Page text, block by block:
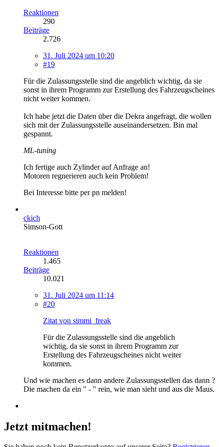
Reaktionen
290
Beiträge
2.726
31. Juli 2024 um 10:20
#19
Für die Zulassungsstelle sind die angeblich wichtig, da sie
sonst in ihrem Programm zur Erstellung des Fahrzeugscheines
nicht weiter kommen.
Ich habe jetzt die Daten über die Dekra angefragt, die wollen
sich mit der Zulassungsstelle auseinandersetzen. Bin mal
gespannt.
ML-tuning
Ich fertige auch Zylinder auf Anfrage an!
Motoren regnerieren auch kein Problem!
Bei Interesse bitte per pn melden!
ckich
Simson-Gott
Reaktionen
1.465
Beiträge
10.021
31. Juli 2024 um 11:14
#20
Zitat von simmi_freak
Für die Zulassungsstelle sind die angeblich
wichtig, da sie sonst in ihrem Programm zur
Erstellung des Fahrzeugscheines nicht weiter
kommen.
Und wie machen es dann andere Zulassungsstellen das dann ?
Die machen da ein " - " rein, wie man sieht und aus die Maus.
Jetzt mitmachen!